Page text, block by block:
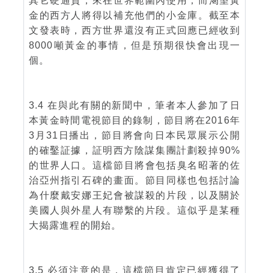
金的西方人將得以補充他們的小金庫。截至本
文發表時，西方世界還沒有正式回應已經收到
8000噸黃金的事情，但是預期很快會出現一
個。
3.4 在與此有關的新聞中，筆者本人參加了日
本黃金時間電視節目的錄制，節目將在2016年
3月31日播出，節目將會向日本民眾展示公開
的確鑿証據，証明西方陰謀集團計劃殺掉90%
的世界人口。這檔節目將會包括臭名昭著的佐
治亞州指引石碑的畫面。節目同樣也包括討論
為什麼戴安娜王妃會被謀殺的片段，以及關於
美國人與外星人有聯繫的片段。這似乎是某種
大揭露進程的開始。
3.5 必須注意的是，這檔節目肯定已經獲得了